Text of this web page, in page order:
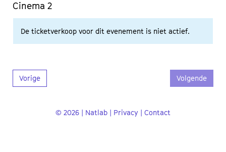
Cinema 2
De ticketverkoop voor dit evenement is niet actief.
Vorige Volgende
© 2026 | Natlab | Privacy | Contact